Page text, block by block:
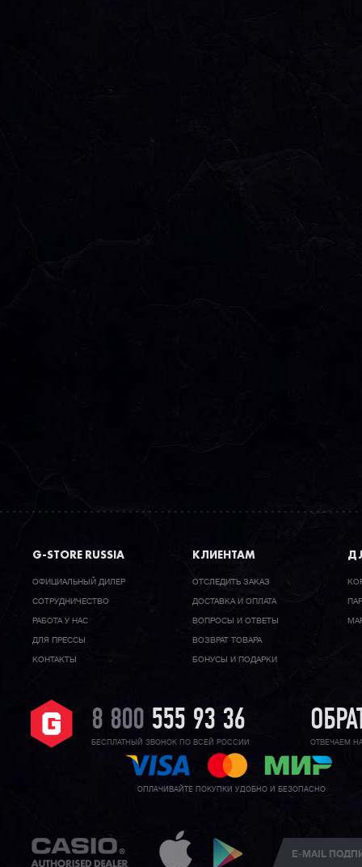
G-STORE RUSSIA
ОФИЦИАЛЬНЫЙ ДИЛЕР
CОТРУДНИЧЕСТВО
РАБОТА У НАС
ДЛЯ ПРЕССЫ
КОНТАКТЫ
КЛИЕНТАМ
ОТСЛЕДИТЬ ЗАКАЗ
ДОСТАВКА И ОПЛАТА
ВОПРОСЫ И ОТВЕТЫ
ВОЗВРАТ ТОВАРА
БОНУСЫ И ПОДАРКИ
8 800 555 93 36
БЕСПЛАТНЫЙ ЗВОНОК ПО ВСЕЙ РОССИИ ОТВЕЧАЕМ
ОПЛАЧИВАЙТЕ ПОКУПКИ УДОБНО И БЕЗОПАСНО